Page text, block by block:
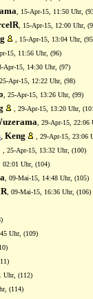
, 15-Apr-15, 11:50 Uhr,
, 15-Apr-15, 12:00 Uhr,
, 15-Apr-15, 13:04 Uhr,
15, 11:56 Uhr, (96)
Apr-15, 14:30 Uhr, (97)
25-Apr-15, 12:22 Uhr, (98)
, 25-Apr-15, 13:26 Uhr, (99)
, 29-Apr-15, 13:20 Uhr,
, 29-Apr-15, 22:06
, Keng , 29-Apr-15, 23:06
, 25-Apr-15, 13:32 Uhr, (100)
02:01 Uhr, (104)
, 09-Mai-15, 14:48 Uhr, (105)
, 09-Mai-15, 16:36 Uhr, (106)
Uhr, (109)
Uhr, (112)
(114)